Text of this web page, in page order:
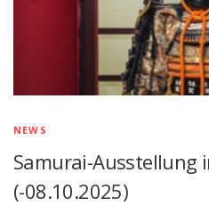
NEWS
Samurai-Ausstellung
(-08.10.2025)